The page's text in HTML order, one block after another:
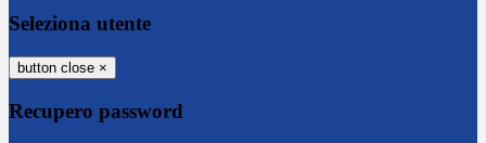
Seleziona utente
button close ×
Recupero password